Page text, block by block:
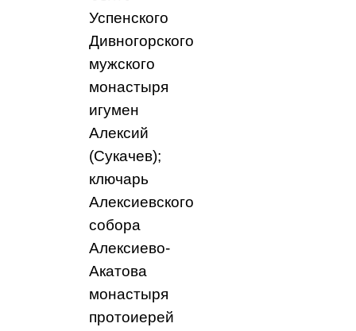
Успенского
Дивногорского
мужского
монастыря
игумен
Алексий
(Сукачев);
ключарь
Алексиевского
собора
Алексиево-
Акатова
монастыря
протоиерей